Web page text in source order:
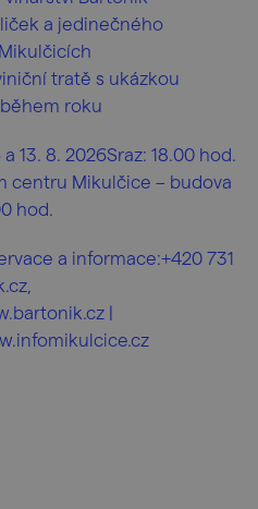
a jedinečného
tratě s ukázkou
roku
a 13. 8. 2026Sraz: 18.00 hod.
centru Mikulčice – budova
hod.
a informace:+420 731
|